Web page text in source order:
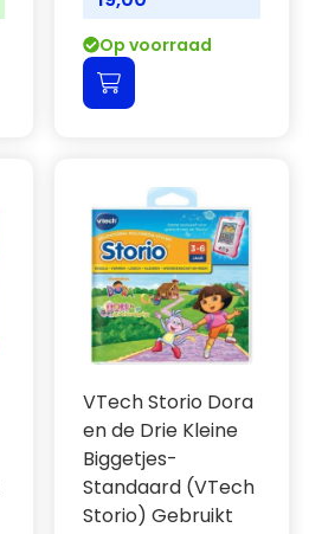
Op voorraad
VTech Storio Dora
en de Drie Kleine
Biggetjes-
Standaard (VTech
Storio) Gebruikt